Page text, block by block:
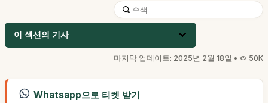
이 섹션의 기사
마지막 업데이트: 2025년 2월 18일 • 50K
Whatsapp으로 티켓 받기